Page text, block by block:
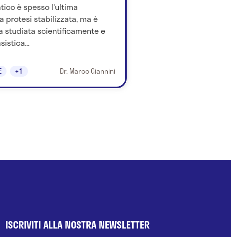
è spesso l'ultima
protesi stabilizzata, ma è
studiata scientificamente e
+1 Dr. Marco Giannini
ISCRIVITI ALLA NOSTRA NEWSLETTER